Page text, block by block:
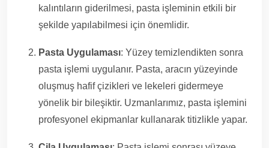
kalıntıların giderilmesi, pasta işleminin etkili bir
şekilde yapılabilmesi için önemlidir.
Pasta Uygulaması: Yüzey temizlendikten sonra
pasta işlemi uygulanır. Pasta, aracın yüzeyinde
oluşmuş hafif çizikleri ve lekeleri gidermeye
yönelik bir bileşiktir. Uzmanlarımız, pasta işlemini
profesyonel ekipmanlar kullanarak titizlikle yapar.